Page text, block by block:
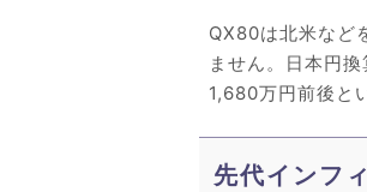
QX80は北米など
ません。日本円
1,680万円前後と
先代インフ